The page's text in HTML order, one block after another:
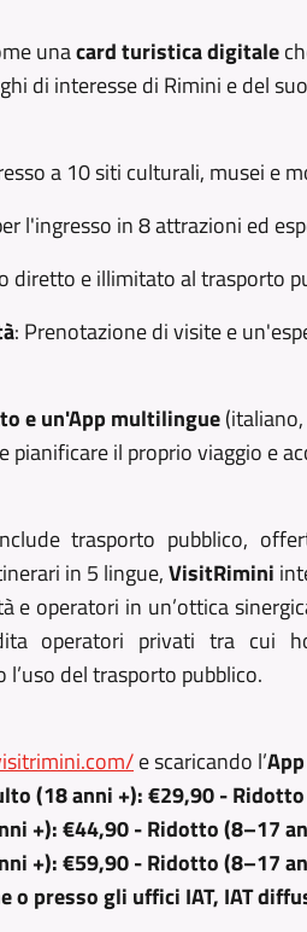
unacard turistica digitale
di interesse di Rimini e del
a 10 siti culturali, musei e
l'ingresso in 8 attrazioni ed
diretto e illimitato al trasporto
: Prenotazione di visite e
e un'App multilingue
il proprio viaggio e
trasporto pubblico,
in 5 lingue,VisitRimini
e operatori in un’ottica
operatori privati tra cui
del trasporto pubblico.
e scaricando l’
(18 anni +): €29,90 -
+): €44,90 - Ridotto (8–17
+): €59,90 - Ridotto (8–17
o presso gli uffici IAT, IAT